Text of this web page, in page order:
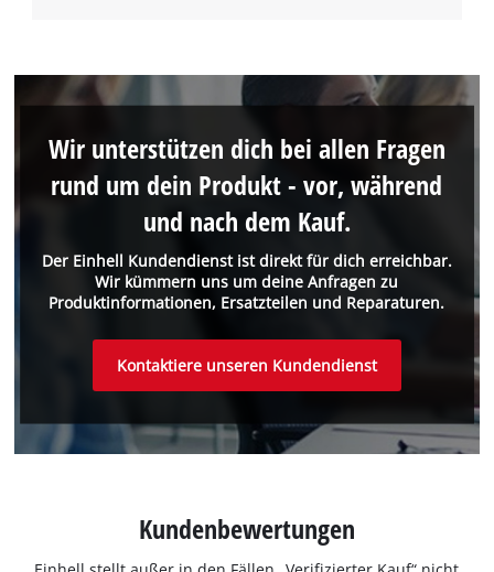
Der Einhell Kundendienst ist direkt für dich erreichbar.
Wir kümmern uns um deine Anfragen zu
Produktinformationen, Ersatzteilen und Reparaturen.
Wir unterstützen dich bei allen Fragen
rund um dein Produkt - vor, während
und nach dem Kauf.
Kontaktiere unseren Kundendienst
Kundenbewertungen